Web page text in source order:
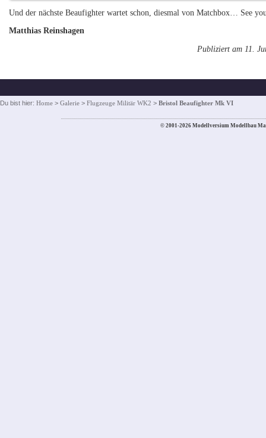
Und der nächste Beaufighter wartet schon, diesmal von Matchbox… See
Matthias Reinshagen
Publiziert am 11.
Du bist hier: Home > Galerie > Flugzeuge Militär WK2 > Bristol Beaufighter Mk VI
© 2001-2026 Modellversium Modellbau